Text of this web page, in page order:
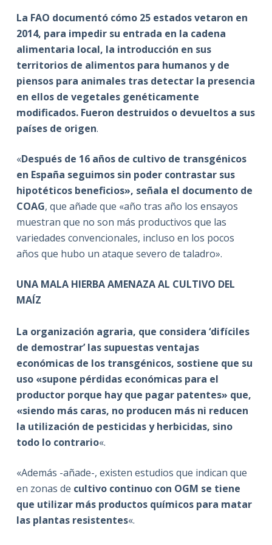
La FAO documentó cómo 25 estados vetaron en
2014, para impedir su entrada en la cadena
alimentaria local, la introducción en sus
territorios de alimentos para humanos y de
piensos para animales tras detectar la presencia
en ellos de vegetales genéticamente
modificados. Fueron destruidos o devueltos a sus
países de origen.
«Después de 16 años de cultivo de transgénicos
en España seguimos sin poder contrastar sus
hipotéticos beneficios», señala el documento de
COAG, que añade que «año tras año los ensayos
muestran que no son más productivos que las
variedades convencionales, incluso en los pocos
años que hubo un ataque severo de taladro».
UNA MALA HIERBA AMENAZA AL CULTIVO DEL
MAÍZ
La organización agraria, que considera ‘difíciles
de demostrar’ las supuestas ventajas
económicas de los transgénicos, sostiene que su
uso «supone pérdidas económicas para el
productor porque hay que pagar patentes» que,
«siendo más caras, no producen más ni reducen
la utilización de pesticidas y herbicidas, sino
todo lo contrario«.
«Además -añade-, existen estudios que indican que
en zonas de cultivo continuo con OGM se tiene
que utilizar más productos químicos para matar
las plantas resistentes«.